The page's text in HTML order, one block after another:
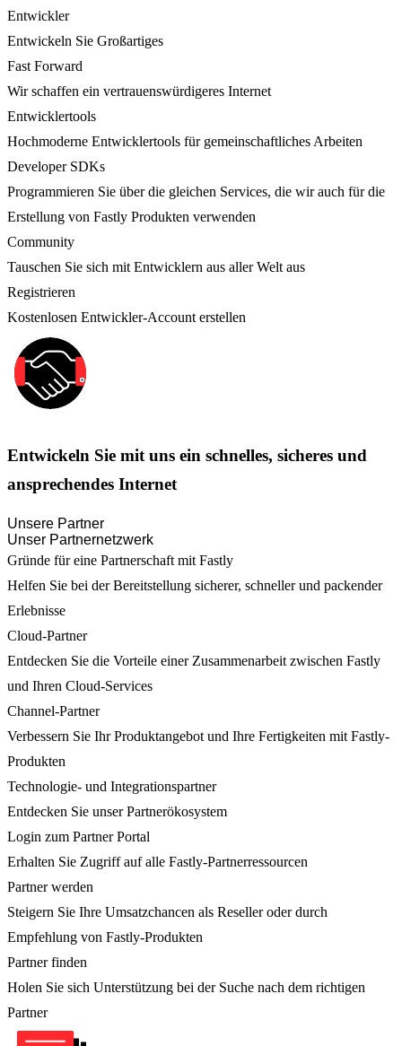
Entwickler
Entwickeln Sie Großartiges
Fast Forward
Wir schaffen ein vertrauenswürdigeres Internet
Entwicklertools
Hochmoderne Entwicklertools für gemeinschaftliches Arbeiten
Developer SDKs
Programmieren Sie über die gleichen Services, die wir auch für die
Erstellung von Fastly Produkten verwenden
Community
Tauschen Sie sich mit Entwicklern aus aller Welt aus
Registrieren
Kostenlosen Entwickler-Account erstellen
Entwickeln Sie mit uns ein schnelles, sicheres und
ansprechendes Internet
Unsere Partner
Unser Partnernetzwerk
Gründe für eine Partnerschaft mit Fastly
Helfen Sie bei der Bereitstellung sicherer, schneller und packender
Erlebnisse
Cloud-Partner
Entdecken Sie die Vorteile einer Zusammenarbeit zwischen Fastly
und Ihren Cloud-Services
Channel-Partner
Verbessern Sie Ihr Produktangebot und Ihre Fertigkeiten mit Fastly-
Produkten
Technologie- und Integrationspartner
Entdecken Sie unser Partnerökosystem
Login zum Partner Portal
Erhalten Sie Zugriff auf alle Fastly-Partnerressourcen
Partner werden
Steigern Sie Ihre Umsatzchancen als Reseller oder durch
Empfehlung von Fastly-Produkten
Partner finden
Holen Sie sich Unterstützung bei der Suche nach dem richtigen
Partner